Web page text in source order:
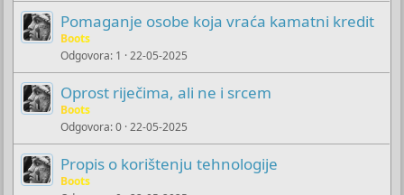
Pomaganje osobe koja vraća kamatni kredit
Boots
Odgovora 1 22-05-2025
Oprost riječima, ali ne i srcem
Boots
Odgovora 0 22-05-2025
Propis o korištenju tehnologije
Boots